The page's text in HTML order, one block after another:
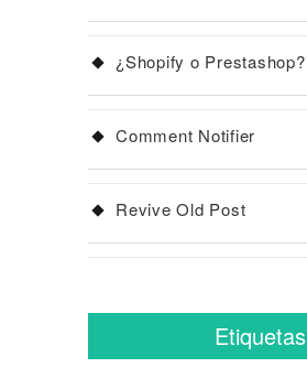
¿Shopify o Prestashop?
Comment Notifier
Revive Old Post
Etiquetas